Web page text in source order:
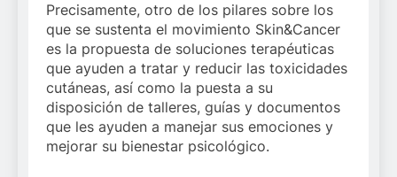
Precisamente, otro de los pilares sobre los
que se sustenta el movimiento Skin&Cancer
es la propuesta de soluciones terapéuticas
que ayuden a tratar y reducir las toxicidades
cutáneas, así como la puesta a su
disposición de talleres, guías y documentos
que les ayuden a manejar sus emociones y
mejorar su bienestar psicológico.